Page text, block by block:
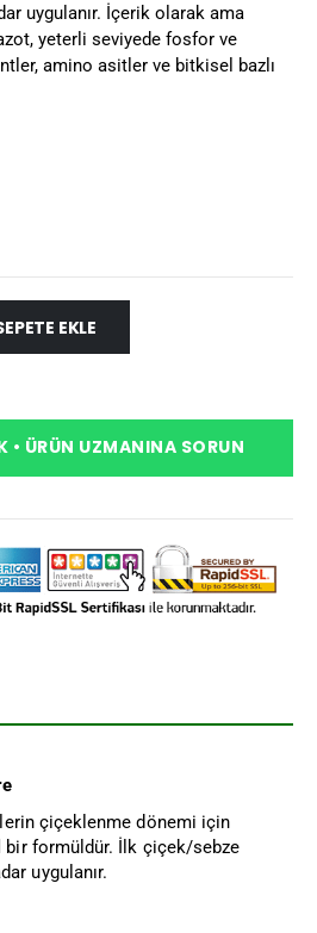
uygulanır. İçerik olarak ama
yeterli seviyede fosfor ve
amino asitler ve bitkisel bazlı
EKLE
• ÜRÜN UZMANINA SORUN
çiçeklenme dönemi için
bir formüldür. İlk çiçek/sebze
uygulanır.